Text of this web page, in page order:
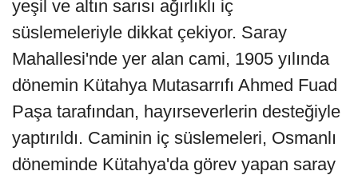
yeşil ve altın sarısı ağırlıklı iç
süslemeleriyle dikkat çekiyor. Saray
Mahallesi'nde yer alan cami, 1905 yılında
dönemin Kütahya Mutasarrıfı Ahmed Fuad
Paşa tarafından, hayırseverlerin desteğiyle
yaptırıldı. Caminin iç süslemeleri, Osmanlı
döneminde Kütahya'da görev yapan saray